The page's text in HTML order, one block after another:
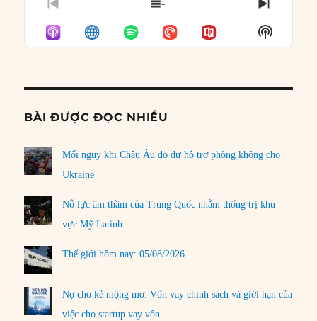
PREVIOUS
EPISODE
SHOW
EPISODES
LIST
NEXT
Show
Podcast
BÀI ĐƯỢC ĐỌC NHIỀU
Mối nguy khi Châu Âu do dự hỗ trợ phòng không cho
Ukraine
Nỗ lực âm thầm của Trung Quốc nhằm thống trị khu
vực Mỹ Latinh
Thế giới hôm nay: 05/08/2026
Nợ cho kẻ mộng mơ: Vốn vay chính sách và giới hạn của
việc cho startup vay vốn